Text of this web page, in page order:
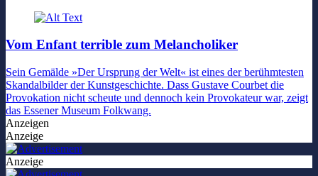
Vom Enfant terrible zum Melancholiker
Sein Gemälde »Der Ursprung der Welt« ist eines der berühmtesten
Skandalbilder der Kunstgeschichte. Dass Gustave Courbet die
Provokation nicht scheute und dennoch kein Provokateur war, zeigt
das Essener Museum Folkwang.
Anzeigen
Anzeige
Anzeige